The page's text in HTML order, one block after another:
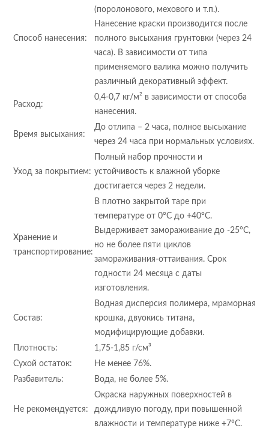
Способ нанесения:
(поролонового, мехового и т.п.).
Нанесение краски производится после
полного высыхания грунтовки (через 24
часа). В зависимости от типа
применяемого валика можно получить
различный декоративный эффект.
Расход:
0,4-0,7 кг/м² в зависимости от способа
нанесения.
Время высыхания:
До отлипа – 2 часа, полное высыхание
через 24 часа при нормальных условиях.
Уход за покрытием:
Полный набор прочности и
устойчивость к влажной уборке
достигается через 2 недели.
Хранение и
транспортирование:
В плотно закрытой таре при
температуре от 0°С до +40°С.
Выдерживает замораживание до -25°С,
но не более пяти циклов
замораживания-оттаивания. Срок
годности 24 месяца с даты
изготовления.
Состав:
Водная дисперсия полимера, мраморная
крошка, двуокись титана,
модифицирующие добавки.
Плотность:
1,75-1,85 г/см³
Сухой остаток:
Не менее 76%.
Разбавитель:
Вода, не более 5%.
Не рекомендуется:
Окраска наружных поверхностей в
дождливую погоду, при повышенной
влажности и температуре ниже +7°С.